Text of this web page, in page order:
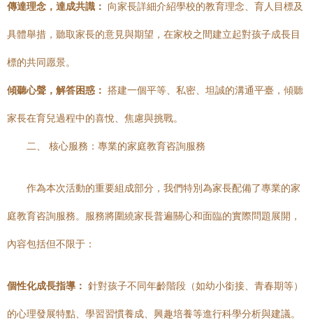
傳達理念，達成共識： 向家長詳細介紹學校的教育理念、育人目標及
具體舉措，聽取家長的意見與期望，在家校之間建立起對孩子成長目
標的共同愿景。
傾聽心聲，解答困惑： 搭建一個平等、私密、坦誠的溝通平臺，傾聽
家長在育兒過程中的喜悅、焦慮與挑戰。
二、 核心服務：專業的家庭教育咨詢服務
作為本次活動的重要組成部分，我們特別為家長配備了專業的家
庭教育咨詢服務。服務將圍繞家長普遍關心和面臨的實際問題展開，
內容包括但不限于：
個性化成長指導： 針對孩子不同年齡階段（如幼小銜接、青春期等）
的心理發展特點、學習習慣養成、興趣培養等進行科學分析與建議。